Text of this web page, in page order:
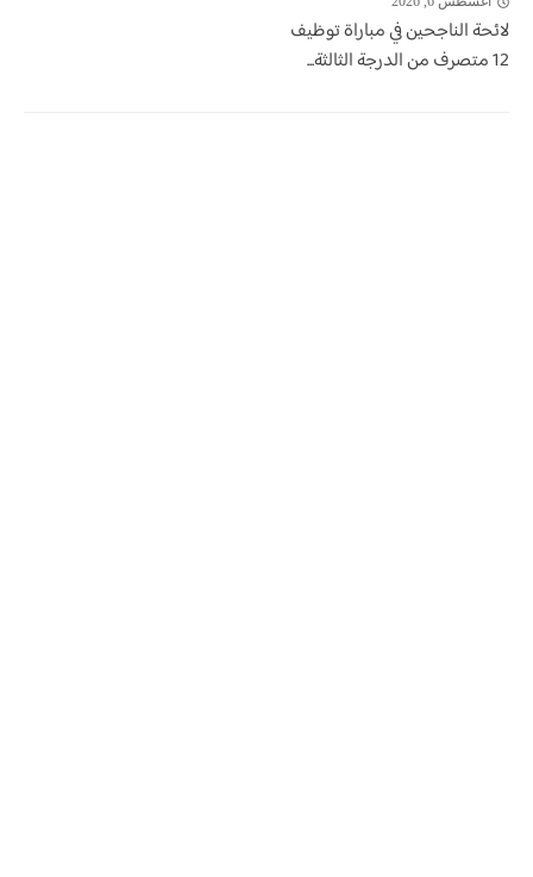
لائحة الناجحين في مباراة توظيف
12 متصرف من الدرجة الثالثة...